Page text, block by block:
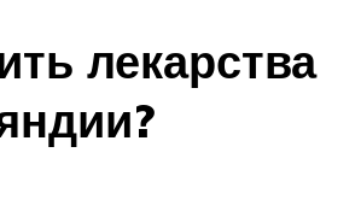
лекарства